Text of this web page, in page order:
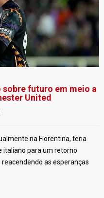
sobre futuro em meio a
United
na Fiorentina, teria
italiano para um retorno
reacendendo as esperanças